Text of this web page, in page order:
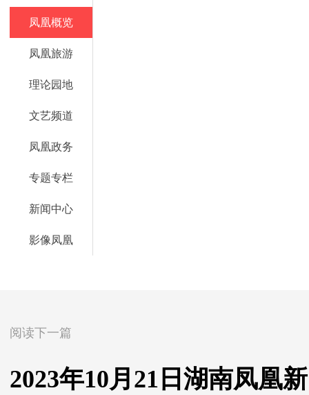
凤凰概览
凤凰旅游
理论园地
文艺频道
凤凰政务
专题专栏
新闻中心
影像凤凰
阅读下一篇
2023年10月21日湖南凤凰